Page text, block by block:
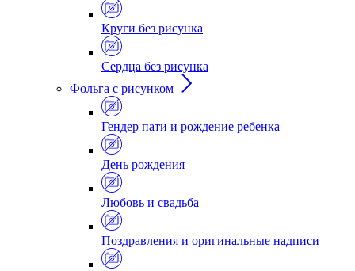
Круги без рисунка
Сердца без рисунка
Фольга с рисунком
Гендер пати и рождение ребенка
День рождения
Любовь и свадьба
Поздравления и оригинальные надписи